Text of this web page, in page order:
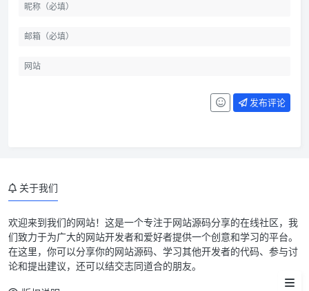
发布评论
文件下载
关于我们
欢迎来到我们的网站！这是一个专注于网站源码分享的在线社区，我
们致力于为广大的网站开发者和爱好者提供一个创意和学习的平台。
在这里，你可以分享你的网站源码、学习其他开发者的代码、参与讨
论和提出建议，还可以结交志同道合的朋友。